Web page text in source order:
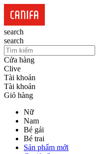
search
search
Cửa hàng
Clive
Tài khoản
Tài khoản
Giỏ hàng
Nữ
Nam
Bé gái
Bé trai
Sản phẩm mới